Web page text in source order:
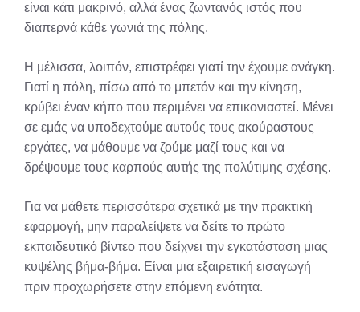
είναι κάτι μακρινό, αλλά ένας ζωντανός ιστός που
διαπερνά κάθε γωνιά της πόλης.
Η μέλισσα, λοιπόν, επιστρέφει γιατί την έχουμε ανάγκη.
Γιατί η πόλη, πίσω από το μπετόν και την κίνηση,
κρύβει έναν κήπο που περιμένει να επικονιαστεί. Μένει
σε εμάς να υποδεχτούμε αυτούς τους ακούραστους
εργάτες, να μάθουμε να ζούμε μαζί τους και να
δρέψουμε τους καρπούς αυτής της πολύτιμης σχέσης.
Για να μάθετε περισσότερα σχετικά με την πρακτική
εφαρμογή, μην παραλείψετε να δείτε το πρώτο
εκπαιδευτικό βίντεο που δείχνει την εγκατάσταση μιας
κυψέλης βήμα-βήμα. Είναι μια εξαιρετική εισαγωγή
πριν προχωρήσετε στην επόμενη ενότητα.